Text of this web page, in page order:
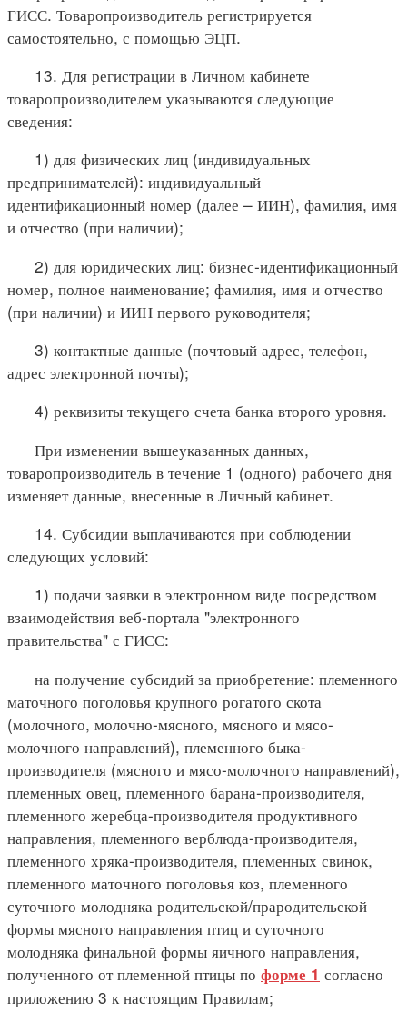
ГИСС. Товаропроизводитель регистрируется
самостоятельно, с помощью ЭЦП.
13. Для регистрации в Личном кабинете
товаропроизводителем указываются следующие
сведения:
1) для физических лиц (индивидуальных
предпринимателей): индивидуальный
идентификационный номер (далее – ИИН), фамилия, имя
и отчество (при наличии);
2) для юридических лиц: бизнес-идентификационный
номер, полное наименование; фамилия, имя и отчество
(при наличии) и ИИН первого руководителя;
3) контактные данные (почтовый адрес, телефон,
адрес электронной почты);
4) реквизиты текущего счета банка второго уровня.
При изменении вышеуказанных данных,
товаропроизводитель в течение 1 (одного) рабочего дня
изменяет данные, внесенные в Личный кабинет.
14. Субсидии выплачиваются при соблюдении
следующих условий:
1) подачи заявки в электронном виде посредством
взаимодействия веб-портала "электронного
правительства" с ГИСС:
на получение субсидий за приобретение: племенного
маточного поголовья крупного рогатого скота
(молочного, молочно-мясного, мясного и мясо-
молочного направлений), племенного быка-
производителя (мясного и мясо-молочного направлений),
племенных овец, племенного барана-производителя,
племенного жеребца-производителя продуктивного
направления, племенного верблюда-производителя,
племенного хряка-производителя, племенных свинок,
племенного маточного поголовья коз, племенного
суточного молодняка родительской/прародительской
формы мясного направления птиц и суточного
молодняка финальной формы яичного направления,
полученного от племенной птицы по форме 1 согласно
приложению 3 к настоящим Правилам;